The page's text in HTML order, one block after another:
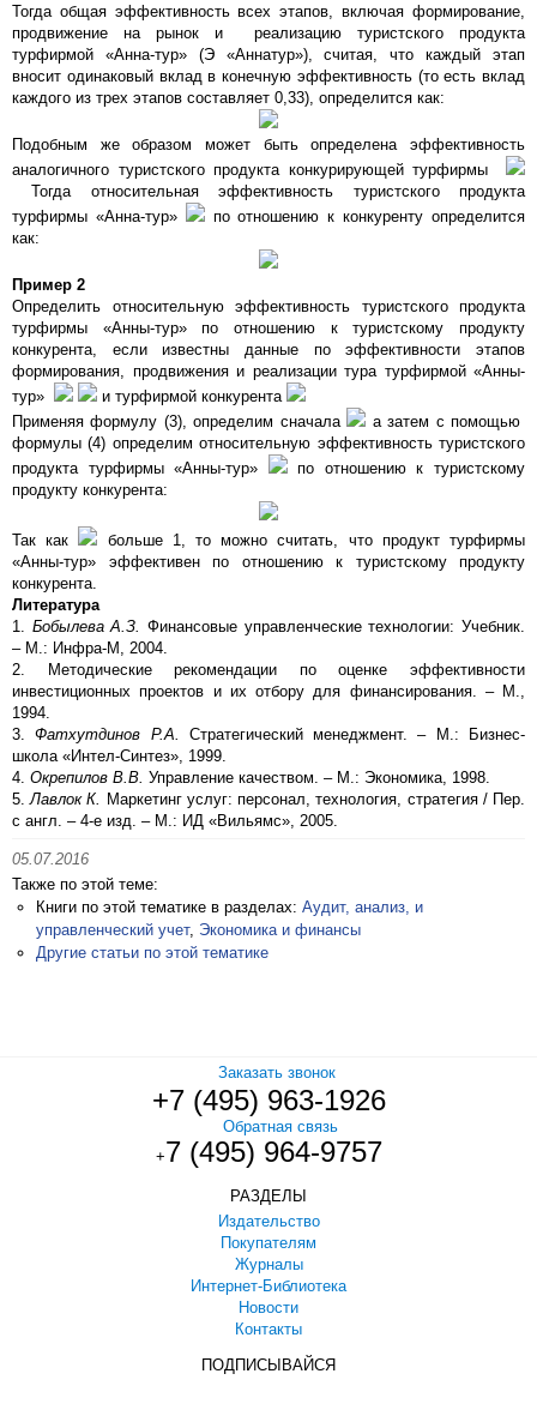
Тогда общая эффективность всех этапов, включая формирование,
продвижение на рынок и реализацию туристского продукта
турфирмой «Анна-тур» (Э «Аннатур»), считая, что каждый этап
вносит одинаковый вклад в конечную эффективность (то есть вклад
каждого из трех этапов составляет 0,33), определится как:
Подобным же образом может быть определена эффективность
аналогичного туристского продукта конкурирующей турфирмы
Тогда относительная эффективность туристского продукта
турфирмы «Анна-тур»
по отношению к конкуренту определится
как:
Пример 2
Определить относительную эффективность туристского продукта
турфирмы «Анны-тур» по отношению к туристскому продукту
конкурента, если известны данные по эффективности этапов
формирования, продвижения и реализации тура турфирмой «Анны-
тур»
и турфирмой конкурента
Применяя формулу (3), определим сначала
а затем с помощью
формулы (4) определим относительную эффективность туристского
продукта турфирмы «Анны-тур»
по отношению к туристскому
продукту конкурента:
Так как
больше 1, то можно считать, что продукт турфирмы
«Анны-тур» эффективен по отношению к туристскому продукту
конкурента.
Литература
1. Бобылева А.З.Финансовые управленческие технологии: Учебник.
– М.: Инфра-М, 2004.
2. Методические рекомендации по оценке эффективности
инвестиционных проектов и их отбору для финансирования. – М.,
1994.
3.Фатхутдинов Р.А. Стратегический менеджмент. – М.: Бизнес-
школа «Интел-Синтез», 1999.
4. Окрепилов В.В. Управление качеством. – М.: Экономика, 1998.
5.Лавлок К. Маркетинг услуг: персонал, технология, стратегия / Пер.
с англ. – 4-е изд. – М.: ИД «Вильямс», 2005.
05.07.2016
Также по этой теме:
Книги по этой тематике в разделах: Аудит, анализ, и
управленческий учет, Экономика и финансы
Другие статьи по этой тематике
Заказать звонок
+7 (495) 963-1926
Обратная связь
+7 (495) 964-9757
РАЗДЕЛЫ
Издательство
Покупателям
Журналы
Интернет-Библиотека
Новости
Контакты
ПОДПИСЫВАЙСЯ